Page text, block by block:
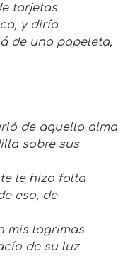
tarjetas
y diría
de una papeleta,
de aquella alma
sobre sus
le hizo falta
eso, de
mis lagrimas
de su luz